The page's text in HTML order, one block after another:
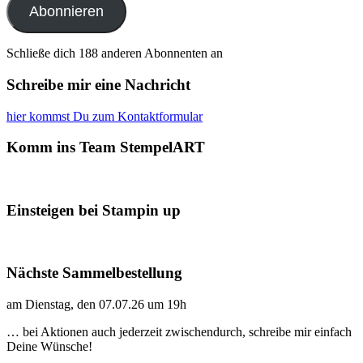
Abonnieren
Schließe dich 188 anderen Abonnenten an
Schreibe mir eine Nachricht
hier kommst Du zum Kontaktformular
Komm ins Team StempelART
Einsteigen bei Stampin up
Nächste Sammelbestellung
am Dienstag, den 07.07.26 um 19h
… bei Aktionen auch jederzeit zwischendurch, schreibe mir einfach
Deine Wünsche!